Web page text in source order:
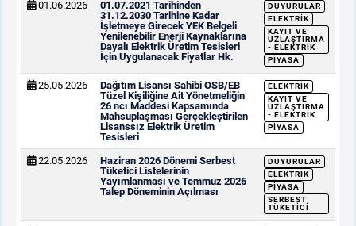
01.06.2026
01.07.2021 Tarihinden
31.12.2030 Tarihine Kadar
İşletmeye Girecek YEK Belgeli
Yenilenebilir Enerji Kaynaklarına
Dayalı Elektrik Üretim Tesisleri
İçin Uygulanacak Fiyatlar Hk.
DUYURULAR
ELEKTRIK
KAYIT VE
UZLAŞTIRMA
- ELEKTRIK
PIYASA
25.05.2026
Dağıtım Lisansı Sahibi OSB/EB
Tüzel Kişiliğine Ait Yönetmeliğin
26 ncı Maddesi Kapsamında
Mahsuplaşması Gerçekleştirilen
Lisanssız Elektrik Üretim
Tesisleri
ELEKTRIK
KAYIT VE
UZLAŞTIRMA
- ELEKTRIK
PIYASA
22.05.2026
Haziran 2026 Dönemi Serbest
Tüketici Listelerinin
Yayımlanması ve Temmuz 2026
Talep Döneminin Açılması
DUYURULAR
ELEKTRIK
PIYASA
SERBEST
TÜKETICI